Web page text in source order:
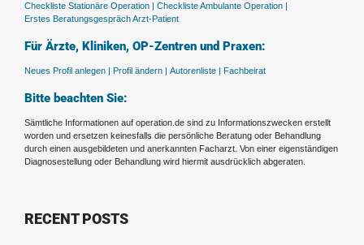
Checkliste Stationäre Operation | Checkliste Ambulante Operation |
Erstes Beratungsgespräch Arzt-Patient
Für Ärzte, Kliniken, OP-Zentren und Praxen:
Neues Profil anlegen | Profil ändern | Autorenliste | Fachbeirat
Bitte beachten Sie:
Sämtliche Informationen auf operation.de sind zu Informationszwecken erstellt
worden und ersetzen keinesfalls die persönliche Beratung oder Behandlung
durch einen ausgebildeten und anerkannten Facharzt. Von einer eigenständigen
Diagnosestellung oder Behandlung wird hiermit ausdrücklich abgeraten.
RECENT POSTS